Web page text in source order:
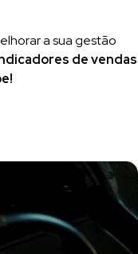
a sua gestão
de vendas